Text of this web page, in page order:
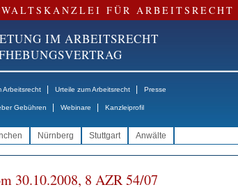
FÜR ARBEITSRECHT
IM ARBEITSRECHT
Arbeitsrecht Urteile zum Arbeitsrecht Presse
Gebühren Webinare Kanzleiprofil
Nürnberg Stuttgart Anwälte
30.10.2008, 8 AZR 54/07